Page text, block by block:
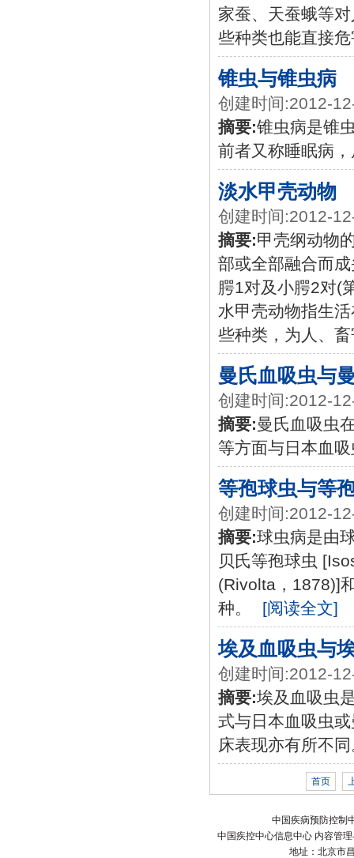
家蚕、天蚕蛾等
些种类也能直接
锥虫与锥虫病
创建时间:2012-
摘要:锥虫病是锥
前者又称睡眠病
淡水甲壳动物
创建时间:2012-
摘要:甲壳纲动物
部或全部融合而
腭1对及小腭2对(
水甲壳动物指生
些种类，为人、
曼氏血吸虫与
创建时间:2012-
摘要:曼氏血吸虫
等方面与日本血
等孢球虫与等
创建时间:2012-
摘要:球虫病是由
贝氏等孢球虫
(Rivolta，1878)]
种。
[阅读全文]
埃及血吸虫与
创建时间:2012-
摘要:埃及血吸虫
式与日本血吸虫
床表现亦有所不
首页
中国疾病预防控制
中国疾控中心信息中心 内容管
地址：北京市